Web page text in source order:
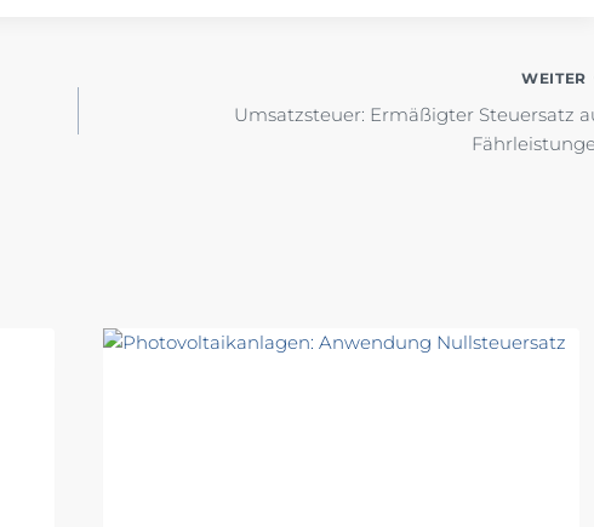
WEITER
Umsatzsteuer: Ermäßigter Steuersatz